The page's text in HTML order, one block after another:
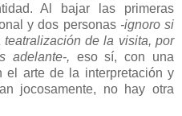
Al bajar las primeras
y dos personas -ignoro si
de la visita, por
adelante-, eso sí, con una
el arte de la interpretación y
jocosamente, no hay otra